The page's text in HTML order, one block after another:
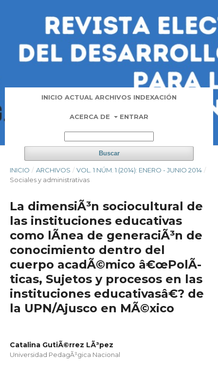
INICIO ACTUAL ARCHIVOS INDEXACIÓN
ACERCA DE ENTRAR
Buscar
INICIO / ARCHIVOS / VOL. 1 NÚM. 1 (2014): ENERO - JUNIO 2014 /
Sociales y administrativas
La dimensiÃ³n sociocultural de
las instituciones educativas
como lÃ­nea de generaciÃ³n de
conocimiento dentro del
cuerpo acadÃ©mico â€œPolÃ­
ticas, Sujetos y procesos en las
instituciones educativasâ€? de
la UPN/Ajusco en MÃ©xico
Catalina GutiÃ©rrez LÃ³pez
Universidad PedagÃ³gica Nacional